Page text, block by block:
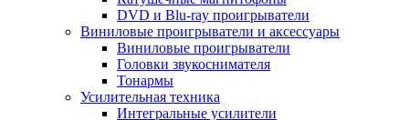
DVD и Blu-ray проигрыватели
Виниловые проигрыватели и аксессуары
Виниловые проигрыватели
Головки звукоснимателя
Тонармы
Усилительная техника
Интегральные усилители